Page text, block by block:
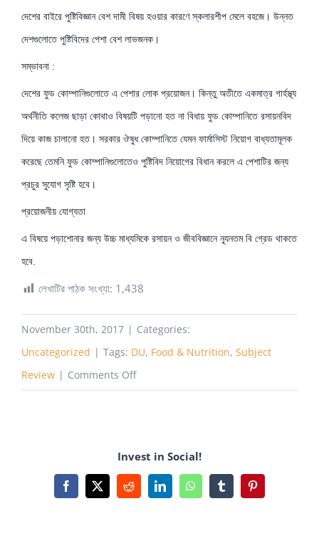
দেশের বাইরে পুষ্টিবিজ্ঞান বেশ দামী বিষয় হওয়ার কারণে স্কলারশীপ মেলে বহজে। উন্নত
দেশগুলোতে পুষ্টিবিদের পেশা বেশ লাভজনক।
সম্ভাবনা :
দেশের ফুড কোম্পানিগুলোতে এ পেশার লোক প্রয়োজন। কিন্তু অতীতে একমাত্র গার্হস্থ্য
অর্থনীতি কলেজ ছাড়া কোথাও বিষয়টি পড়ানো হত না বিধায় ফুড কোম্পানিতে রসায়নবিদ
দিয়ে কাজ চালানো হত। সরকার ঔষুধ কোম্পানিতে যেমন ফার্মাসিস্ট নিয়োগ বাধ্যতামূলক
করেছে তেমনি ফুড কোম্পানিগুলোতেও পুষ্টিবিদ নিয়োগের বিধান করলে এ পেশাটির জন্য
প্রচুর সুযোগ সৃষ্টি হবে।
প্রয়োজনীয় যোগ্যতা
এ বিষয়ে পড়াশোনার জন্য উচ্চ মাধ্যমিকে রসায়ন ও জীববিজ্ঞানে ন্যূনতম বি গ্রেড থাকতে
হবে.
লেখাটির পাঠক সংখ্যা: 1,438
November 30th, 2017 | Categories:
Uncategorized | Tags: DU, Food & Nutrition, Subject
Review | Comments Offon
বিজ্ঞান
(Food
Invest in Social!
Facebook
X RedditLinkedInWhatsAppTumblrPinterest